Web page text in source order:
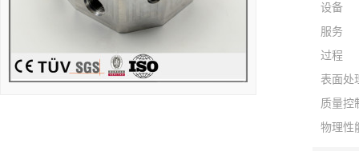
设备
服务
过程
表面处
质量控
物理性